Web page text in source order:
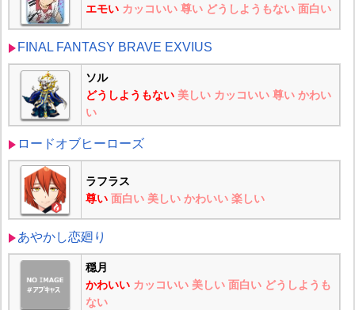
エモい カッコいい 尊い どうしようもない 面白い
FINAL FANTASY BRAVE EXVIUS
ソル
どうしようもない 美しい カッコいい 尊い かわい
い
ロードオブヒーローズ
ラフラス
尊い 面白い 美しい かわいい 楽しい
あやかし恋廻り
穏月
かわいい カッコいい 美しい 面白い どうしようも
ない